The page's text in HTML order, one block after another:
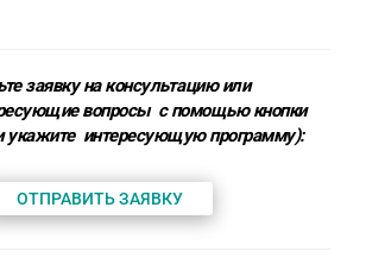
заявку на консультацию или
вопросы с помощью кнопки
укажите интересующую программу):
ОТПРАВИТЬ ЗАЯВКУ